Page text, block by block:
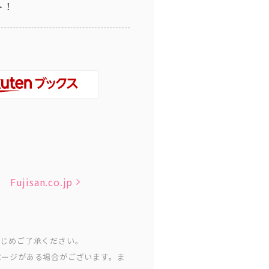
Fujisan.co.jp
めご了承ください。
ジがある場合がございます。ま